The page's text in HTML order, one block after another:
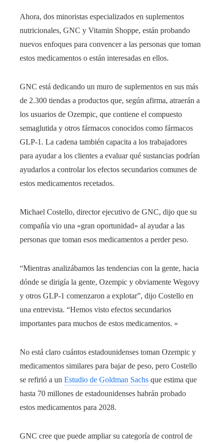
Ahora, dos minoristas especializados en suplementos
nutricionales, GNC y Vitamin Shoppe, están probando
nuevos enfoques para convencer a las personas que toman
estos medicamentos o están interesadas en ellos.
GNC está dedicando un muro de suplementos en sus más
de 2.300 tiendas a productos que, según afirma, atraerán a
los usuarios de Ozempic, que contiene el compuesto
semaglutida y otros fármacos conocidos como fármacos
GLP-1. La cadena también capacita a los trabajadores
para ayudar a los clientes a evaluar qué sustancias podrían
ayudarlos a controlar los efectos secundarios comunes de
estos medicamentos recetados.
Michael Costello, director ejecutivo de GNC, dijo que su
compañía vio una «gran oportunidad» al ayudar a las
personas que toman esos medicamentos a perder peso.
“Mientras analizábamos las tendencias con la gente, hacia
dónde se dirigía la gente, Ozempic y obviamente Wegovy
y otros GLP-1 comenzaron a explotar”, dijo Costello en
una entrevista. “Hemos visto efectos secundarios
importantes para muchos de estos medicamentos. »
No está claro cuántos estadounidenses toman Ozempic y
medicamentos similares para bajar de peso, pero Costello
se refirió a un Estudio de Goldman Sachs que estima que
hasta 70 millones de estadounidenses habrán probado
estos medicamentos para 2028.
GNC cree que puede ampliar su categoría de control de